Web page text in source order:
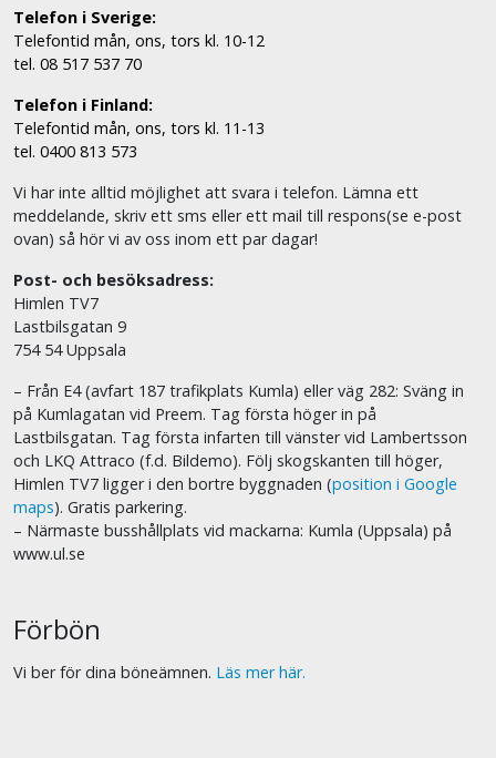
Telefon i Sverige:
Telefontid mån, ons, tors kl. 10-12
tel. 08 517 537 70
Telefon i Finland:
Telefontid mån, ons, tors kl. 11-13
tel. 0400 813 573
Vi har inte alltid möjlighet att svara i telefon. Lämna ett
meddelande, skriv ett sms eller ett mail till respons(se e-post
ovan) så hör vi av oss inom ett par dagar!
Post- och besöksadress:
Himlen TV7
Lastbilsgatan 9
754 54 Uppsala
– Från E4 (avfart 187 trafikplats Kumla) eller väg 282: Sväng in
på Kumlagatan vid Preem. Tag första höger in på
Lastbilsgatan. Tag första infarten till vänster vid Lambertsson
och LKQ Attraco (f.d. Bildemo). Följ skogskanten till höger,
Himlen TV7 ligger i den bortre byggnaden (position i Google
maps). Gratis parkering.
– Närmaste busshållplats vid mackarna: Kumla (Uppsala) på
www.ul.se
Förbön
Vi ber för dina böneämnen. Läs mer här.